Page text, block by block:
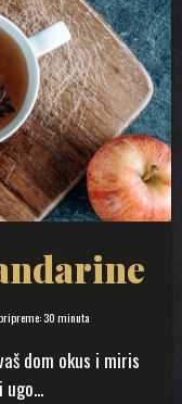
30 minuta
dom okus i miris